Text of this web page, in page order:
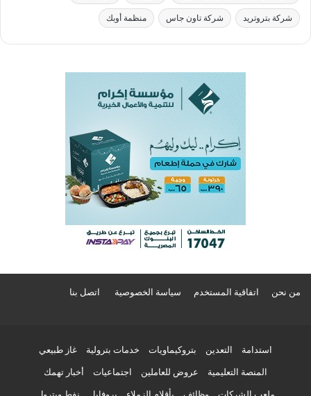
شركة بتروتريد شركة تاون جاس منظمة أوبك
من نحن اتفاقية المستخدم سياسة الخصوصية اتصل بنا
استدامة التعدين بتروكيماويات خدمات بترولية غاز طبيعي
المنصة التعليمية عروض للعاملين اجتماعيات أخبار تهمك